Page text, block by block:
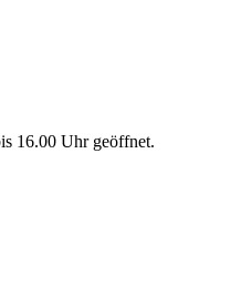
16.00 Uhr geöffnet.